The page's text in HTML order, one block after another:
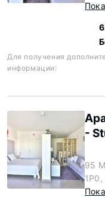
Для получения
информации:
-
95
1P0,